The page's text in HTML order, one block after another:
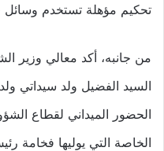
تحكيم مؤهلة تستخدم وسائل
من جانبه، أكد معالي وزير
السيد الفضيل ولد سيداتي
الحضور الميداني لقطاع
الخاصة التي يوليها فخامة